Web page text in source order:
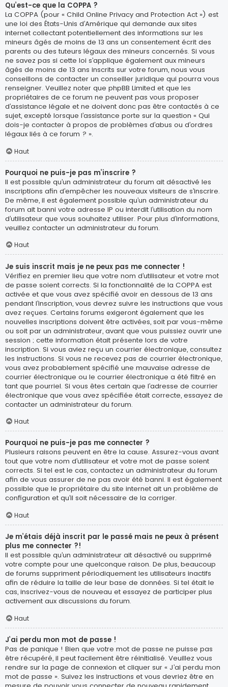
Qu’est-ce que la COPPA ?
La COPPA (pour « Child Online Privacy and Protection Act ») est
une loi des États-Unis d’Amérique qui demande aux sites
internet collectant potentiellement des informations sur les
mineurs âgés de moins de 13 ans un consentement écrit des
parents ou des tuteurs légaux des mineurs concernés. Si vous
ne savez pas si cette loi s’applique également aux mineurs
âgés de moins de 13 ans inscrits sur votre forum, nous vous
conseillons de contacter un conseiller juridique qui pourra vous
renseigner. Veuillez noter que phpBB Limited et que les
propriétaires de ce forum ne peuvent pas vous proposer
d’assistance légale et ne doivent donc pas être contactés à ce
sujet, excepté lorsque l’assistance porte sur la question « Qui
dois-je contacter à propos de problèmes d’abus ou d’ordres
légaux liés à ce forum ? ».
Haut
Pourquoi ne puis-je pas m’inscrire ?
Il est possible qu’un administrateur du forum ait désactivé les
inscriptions afin d’empêcher les nouveaux visiteurs de s’inscrire.
De même, il est également possible qu’un administrateur du
forum ait banni votre adresse IP ou interdit l’utilisation du nom
d’utilisateur que vous souhaitez utiliser. Pour plus d’informations,
veuillez contacter un administrateur du forum.
Haut
Je suis inscrit mais je ne peux pas me connecter !
Vérifiez en premier lieu que votre nom d’utilisateur et votre mot
de passe soient corrects. Si la fonctionnalité de la COPPA est
activée et que vous avez spécifié avoir en dessous de 13 ans
pendant l’inscription, vous devrez suivre les instructions que vous
avez reçues. Certains forums exigeront également que les
nouvelles inscriptions doivent être activées, soit par vous-même
ou soit par un administrateur, avant que vous puissiez ouvrir une
session ; cette information était présente lors de votre
inscription. Si vous aviez reçu un courrier électronique, consultez
les instructions. Si vous ne recevez pas de courrier électronique,
vous avez probablement spécifié une mauvaise adresse de
courrier électronique ou le courrier électronique a été filtré en
tant que pourriel. Si vous êtes certain que l’adresse de courrier
électronique que vous avez spécifiée était correcte, essayez de
contacter un administrateur du forum.
Haut
Pourquoi ne puis-je pas me connecter ?
Plusieurs raisons peuvent en être la cause. Assurez-vous avant
tout que votre nom d’utilisateur et votre mot de passe soient
corrects. Si tel est le cas, contactez un administrateur du forum
afin de vous assurer de ne pas avoir été banni. Il est également
possible que le propriétaire du site internet ait un problème de
configuration et qu’il soit nécessaire de la corriger.
Haut
Je m’étais déjà inscrit par le passé mais ne peux à présent
plus me connecter ?!
Il est possible qu’un administrateur ait désactivé ou supprimé
votre compte pour une quelconque raison. De plus, beaucoup
de forums suppriment périodiquement les utilisateurs inactifs
afin de réduire la taille de leur base de données. Si tel était le
cas, inscrivez-vous de nouveau et essayez de participer plus
activement aux discussions du forum.
Haut
J’ai perdu mon mot de passe !
Pas de panique ! Bien que votre mot de passe ne puisse pas
être récupéré, il peut facilement être réinitialisé. Veuillez vous
rendre sur la page de connexion et cliquer sur « J’ai perdu mon
mot de passe ». Suivez les instructions et vous devriez être en